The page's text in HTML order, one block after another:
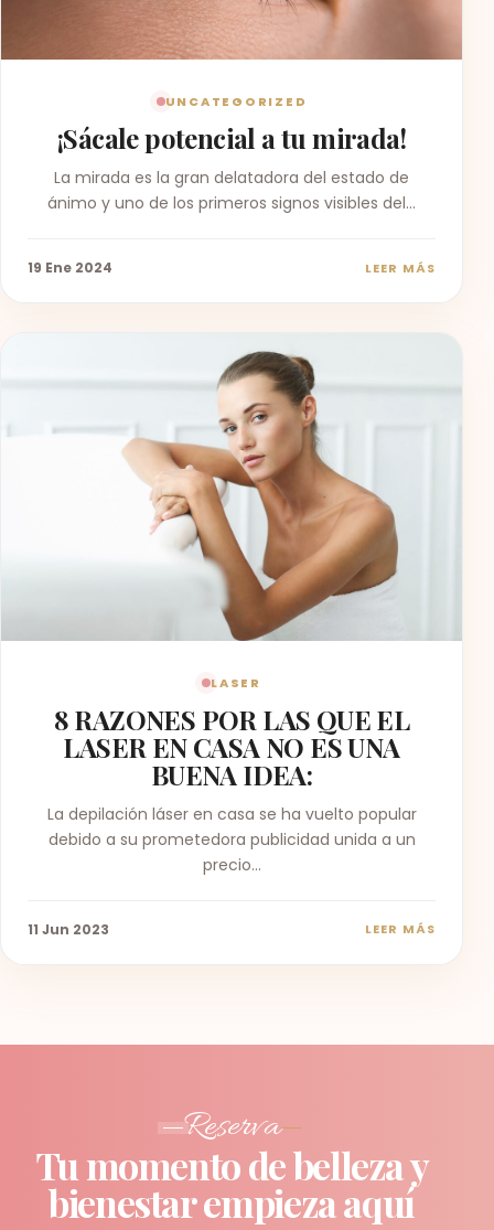
UNCATEGORIZED
¡Sácale potencial a tu mirada!
La mirada es la gran delatadora del estado de
ánimo y uno de los primeros signos visibles del…
19 Ene 2024 LEER MÁS
LASER
8 RAZONES POR LAS QUE EL
LASER EN CASA NO ES UNA
BUENA IDEA:
La depilación láser en casa se ha vuelto popular
debido a su prometedora publicidad unida a un
precio…
11 Jun 2023 LEER MÁS
Reserva
Tu momento de belleza y
bienestar empieza aquí